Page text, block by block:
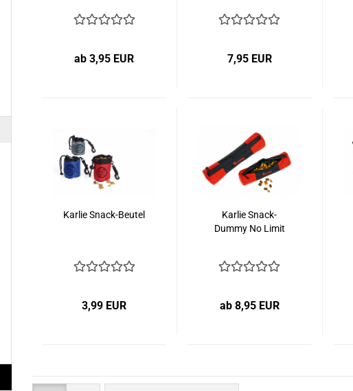
ab 3,95 EUR 7,95 EUR
Karlie Snack-Beutel
3,99 EUR
Karlie Snack-
Dummy No Limit
ab 8,95 EUR